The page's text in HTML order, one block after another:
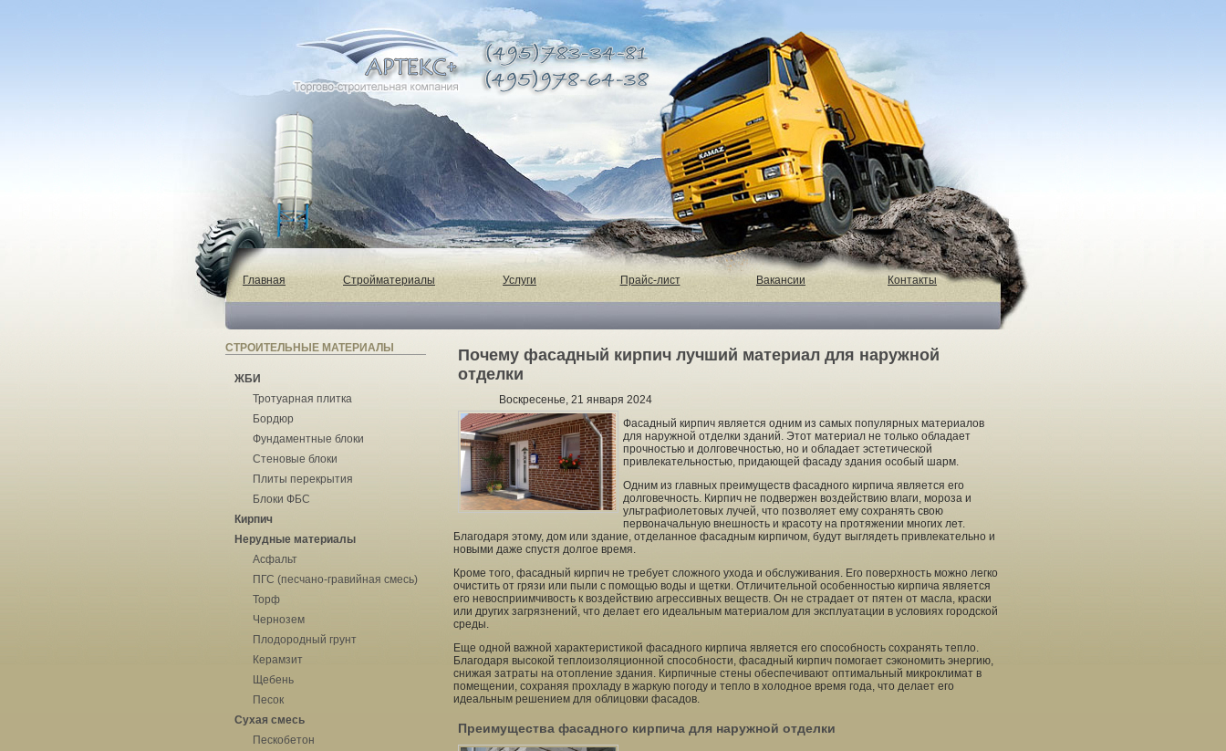
Главная Стройматериалы Услуги Прайс-лист Вакансии Контакты
СТРОИТЕЛЬНЫЕ МАТЕРИАЛЫ
ЖБИ
Тротуарная плитка
Бордюр
Фундаментные блоки
Стеновые блоки
Плиты перекрытия
Блоки ФБС
Кирпич
Нерудные материалы
Асфальт
ПГС (песчано-гравийная смесь)
Торф
Чернозем
Плодородный грунт
Керамзит
Щебень
Песок
Сухая смесь
Пескобетон
Почему фасадный кирпич лучший материал для наружной
отделки
Воскресенье, 21 января 2024
Фасадный кирпич является одним из самых популярных материалов
для наружной отделки зданий. Этот материал не только обладает
прочностью и долговечностью, но и обладает эстетической
привлекательностью, придающей фасаду здания особый шарм.
Одним из главных преимуществ фасадного кирпича является его
долговечность. Кирпич не подвержен воздействию влаги, мороза и
ультрафиолетовых лучей, что позволяет ему сохранять свою
первоначальную внешность и красоту на протяжении многих лет.
Благодаря этому, дом или здание, отделанное фасадным кирпичом, будут выглядеть привлекательно и
новыми даже спустя долгое время.
Кроме того, фасадный кирпич не требует сложного ухода и обслуживания. Его поверхность можно легко
очистить от грязи или пыли с помощью воды и щетки. Отличительной особенностью кирпича является
его невосприимчивость к воздействию агрессивных веществ. Он не страдает от пятен от масла, краски
или других загрязнений, что делает его идеальным материалом для эксплуатации в условиях городской
среды.
Еще одной важной характеристикой фасадного кирпича является его способность сохранять тепло.
Благодаря высокой теплоизоляционной способности, фасадный кирпич помогает сэкономить энергию,
снижая затраты на отопление здания. Кирпичные стены обеспечивают оптимальный микроклимат в
помещении, сохраняя прохладу в жаркую погоду и тепло в холодное время года, что делает его
идеальным решением для облицовки фасадов.
Преимущества фасадного кирпича для наружной отделки